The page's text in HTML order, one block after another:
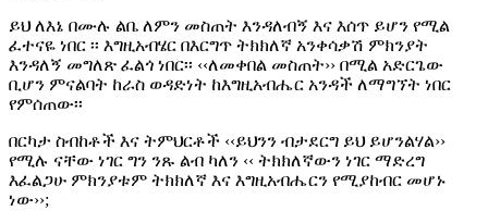
ይህ ለእኔ በሙሉ ልቤ ለምን መስጠት እንዳለብኝ እና እሰጥ ይሆን የሚል
ፈተናዬ ነበር ፡፡ እግዚአብሄር በእርግጥ ትክክለኛ አንቀሳቃሽ ምክንያት
እንዳለኝ መግለጽ ፈልጎ ነበር፡፡ ‹‹ለመቀበል መስጠት›› በሚል አድርጌው
ቢሆን ምናልባት ከራስ ወዳድነት ከእግዚአብሔር አንዳች ለማግኘት ነበር
የምሰጠው፡፡
በርካታ ስብከቶች እና ትምህርቶች ‹‹ይህንን ብታደርግ ይህ ይሆንልሃል››
የሚሉ ናቸው ነገር ግን ንጹ ልብ ካለን ‹‹ ትክክለኛውን ነገር ማድረግ
እፈልጋሁ ምክንያቱም ትክክለኛ እና እግዚአብሔርን የሚያከብር መሆኑ
ነው››;